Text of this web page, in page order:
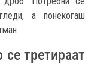
а понекогаш
третираат